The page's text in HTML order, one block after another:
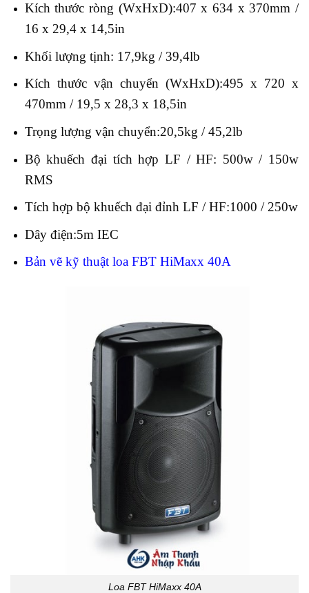
Kích thước ròng (WxHxD):407 x 634 x 370mm /
16 x 29,4 x 14,5in
Khối lượng tịnh: 17,9kg / 39,4lb
Kích thước vận chuyển (WxHxD):495 x 720 x
470mm / 19,5 x 28,3 x 18,5in
Trọng lượng vận chuyển:20,5kg / 45,2lb
Bộ khuếch đại tích hợp LF / HF: 500w / 150w
RMS
Tích hợp bộ khuếch đại đỉnh LF / HF:1000 / 250w
Dây điện:5m IEC
Bản vẽ kỹ thuật loa FBT HiMaxx 40A
Loa FBT HiMaxx 40A